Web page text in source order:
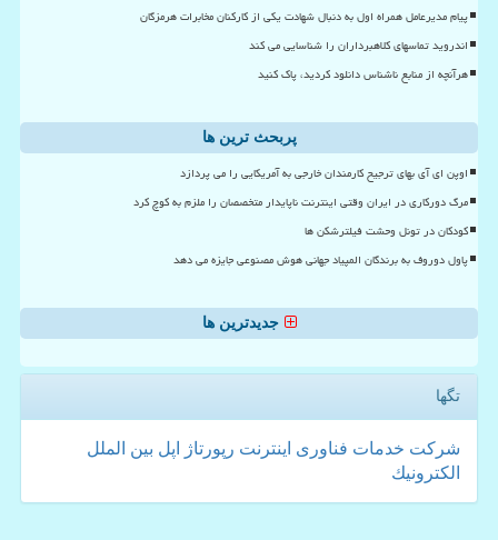
پیام مدیرعامل همراه اول به دنبال شهادت یکی از کارکنان مخابرات هرمزگان
اندروید تماسهای کلاهبرداران را شناسایی می کند
هرآنچه از منابع ناشناس دانلود کردید، پاک کنید
پربحث ترین ها
اوپن ای آی بهای ترجیح کارمندان خارجی به آمریکایی را می پردازد
مرگ دورکاری در ایران وقتی اینترنت ناپایدار متخصصان را ملزم به کوچ کرد
کودکان در تونل وحشت فیلترشکن ها
پاول دوروف به برندگان المپیاد جهانی هوش مصنوعی جایزه می دهد
جدیدترین ها
تگها
شركت خدمات فناوری اینترنت رپورتاژ اپل بین الملل
الكترونیك